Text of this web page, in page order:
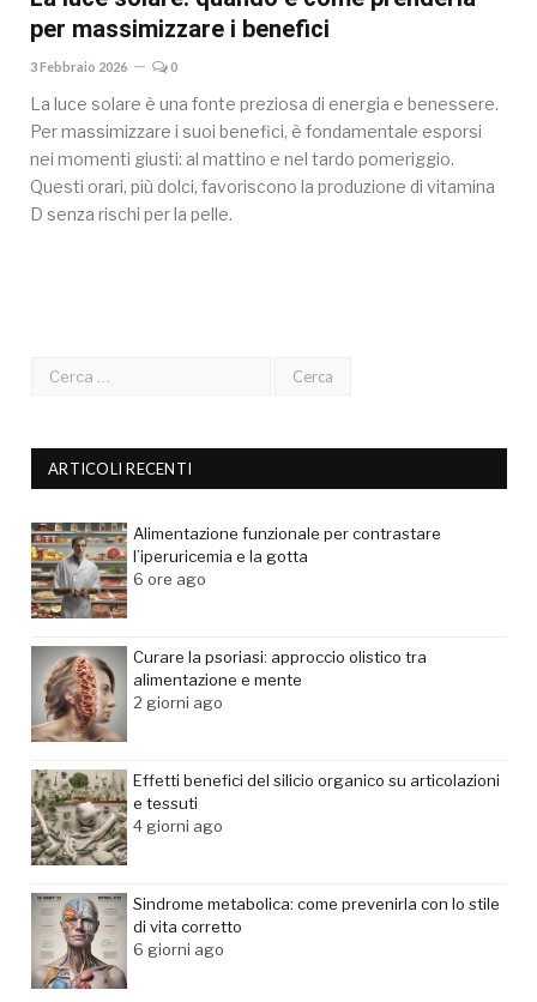
per massimizzare i benefici
3 Febbraio 2026 0
La luce solare è una fonte preziosa di energia e benessere.
Per massimizzare i suoi benefici, è fondamentale esporsi
nei momenti giusti: al mattino e nel tardo pomeriggio.
Questi orari, più dolci, favoriscono la produzione di vitamina
D senza rischi per la pelle.
ARTICOLI RECENTI
Alimentazione funzionale per contrastare
l’iperuricemia e la gotta
6 ore ago
Curare la psoriasi: approccio olistico tra
alimentazione e mente
2 giorni ago
Effetti benefici del silicio organico su articolazioni
e tessuti
4 giorni ago
Sindrome metabolica: come prevenirla con lo stile
di vita corretto
6 giorni ago